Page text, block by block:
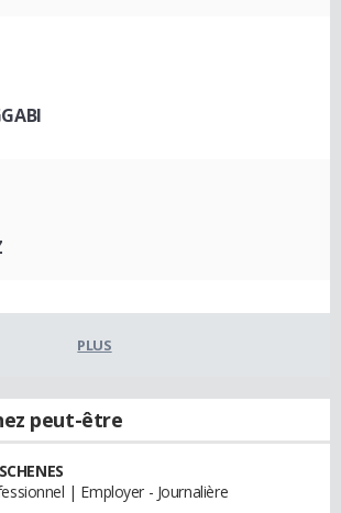
PLUS
peut-être
| Employer - Journalière